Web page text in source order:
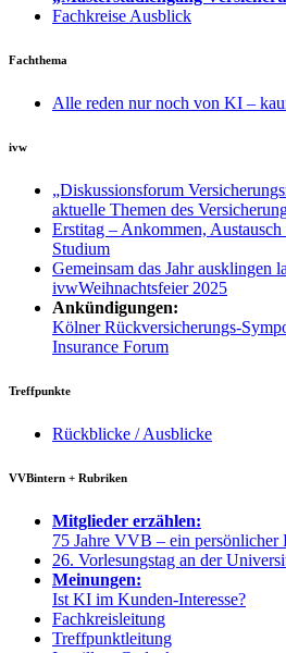
Fachkreise Ausblick
Fachthema
Alle reden nur noch von KI –
ivw
„Diskussionsforum
aktuelle Themen des
Erstitag – Ankommen,
Studium
Gemeinsam das Jahr ausklingen
ivwWeihnachtsfeier 2025
Ankündigungen:
Kölner Rückversicherungs-
Insurance Forum
Treffpunkte
Rückblicke / Ausblicke
VVBintern + Rubriken
Mitglieder erzählen:
75 Jahre VVB – ein persönlicher
26. Vorlesungstag an der
Meinungen:
Ist KI im Kunden-Interesse?
Fachkreisleitung
Treffpunktleitung